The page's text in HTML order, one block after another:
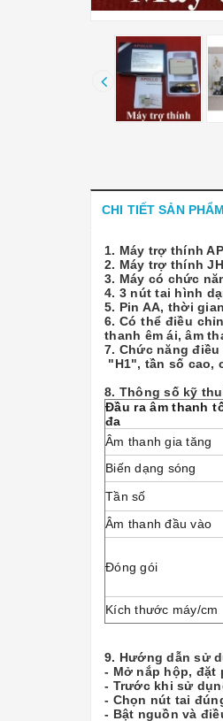
CHI TIẾT SẢN PHẨM
1. Máy trợ thính
2. Máy trợ thính
3. Máy có chức
4. 3 nút tai hình
5. Pin AA, thời
6. Có thể điều
thanh êm ái, âm
7. Chức năng
"H1", tần số cao,
8. Thông số kỹ
Đầu ra âm thanh
đa
Âm thanh gia tăng
Biến dạng sóng
Tần số
Âm thanh đầu vào
Đóng gói
Kích thước máy/cm
9. Hướng dẫn sử
- Mở nắp hộp, đặt
- Trước khi sử
- Chọn nút tai
- Bật nguồn và